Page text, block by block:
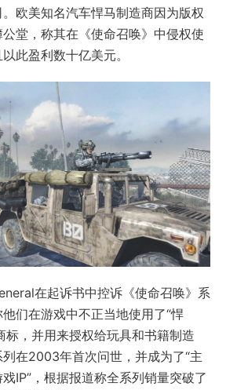
欧美知名汽车悍马制造商因为版权
堂，称其在《使命召唤》中侵权使
此盈利数十亿美元。
在起诉书中控诉《使命召唤》系
们在游戏中不正当地使用了“悍
标，并用来授权给玩具和书籍制造
在2003年首次问世，并成为了“主
IP”，根据报道称全系列销量突破了